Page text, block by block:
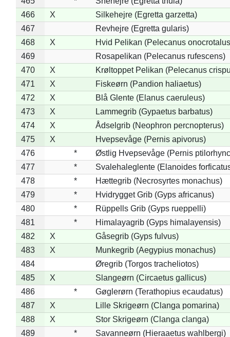
466
X
Silkehejre (Egretta garzetta)
467
Revhejre (Egretta gularis)
468
X
Hvid Pelikan (Pelecanus
469
Rosapelikan (Pelecanus rufescens)
470
X
Krøltoppet Pelikan (Pelecanus
471
X
Fiskeørn (Pandion haliaetus)
472
X
Blå Glente (Elanus caeruleus)
473
X
Lammegrib (Gypaetus barbatus)
474
X
Ådselgrib (Neophron percnopterus)
475
X
Hvepsevåge (Pernis apivorus)
476
*
Østlig Hvepsevåge (Pernis
477
*
Svalehaleglente (Elanoides
478
*
Hættegrib (Necrosyrtes monachus)
479
*
Hvidrygget Grib (Gyps africanus)
480
*
Rüppells Grib (Gyps rueppelli)
481
*
Himalayagrib (Gyps himalayensis)
482
X
Gåsegrib (Gyps fulvus)
483
X
Munkegrib (Aegypius monachus)
484
Øregrib (Torgos tracheliotos)
485
X
Slangeørn (Circaetus gallicus)
486
*
Gøglerørn (Terathopius ecaudatus)
487
X
Lille Skrigeørn (Clanga pomarina)
488
X
Stor Skrigeørn (Clanga clanga)
489
* Savanneørn (Hieraaetus wahlbergi)